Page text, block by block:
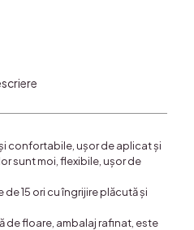
confortabile, ușor de aplicat și
sunt moi, flexibile, ușor de
15 ori cu îngrijire plăcută și
de floare, ambalaj rafinat, este